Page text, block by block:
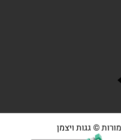
© גגות ויצמן